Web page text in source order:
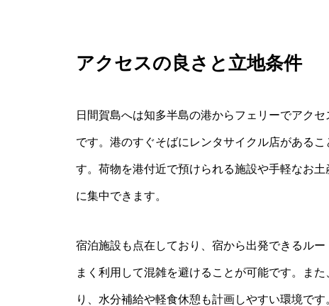
アクセスの良さと立地条件
日間賀島へは知多半島の港からフェリーでアク
です。港のすぐそばにレンタサイクル店がある
す。荷物を港付近で預けられる施設や手軽なお
に集中できます。
宿泊施設も点在しており、宿から出発できるル
まく利用して混雑を避けることが可能です。ま
り、水分補給や軽食休憩も計画しやすい環境です